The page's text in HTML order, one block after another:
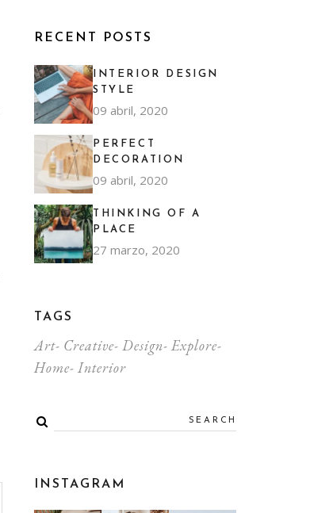
RECENT POSTS
INTERIOR DESIGN
STYLE
09 abril, 2020
PERFECT
DECORATION
09 abril, 2020
THINKING OF A
PLACE
27 marzo, 2020
TAGS
Art Creative Design Explore
Home Interior
INSTAGRAM